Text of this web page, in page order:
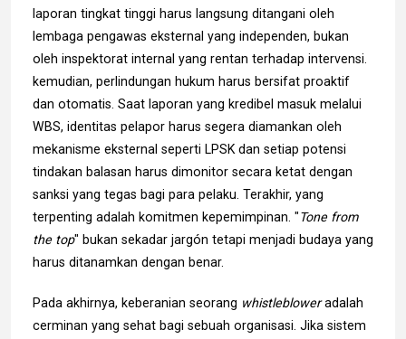
laporan tingkat tinggi harus langsung ditangani oleh
lembaga pengawas eksternal yang independen, bukan
oleh inspektorat internal yang rentan terhadap intervensi.
kemudian, perlindungan hukum harus bersifat proaktif
dan otomatis. Saat laporan yang kredibel masuk melalui
WBS, identitas pelapor harus segera diamankan oleh
mekanisme eksternal seperti LPSK dan setiap potensi
tindakan balasan harus dimonitor secara ketat dengan
sanksi yang tegas bagi para pelaku. Terakhir, yang
terpenting adalah komitmen kepemimpinan. "Tone from
the top" bukan sekadar jargón tetapi menjadi budaya yang
harus ditanamkan dengan benar.
Pada akhirnya, keberanian seorang whistlebloweradalah
cerminan yang sehat bagi sebuah organisasi. Jika sistem